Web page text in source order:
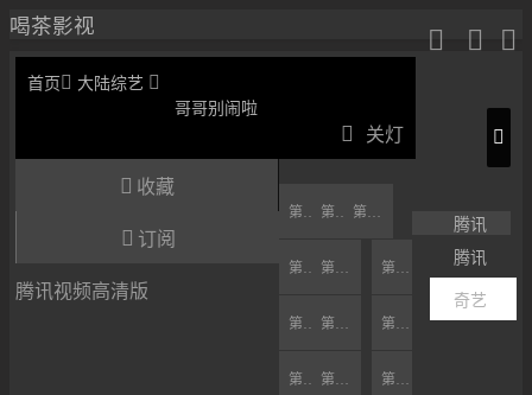



喝茶影视
首页  大陆综艺 
哥哥别闹啦
 关灯
 收藏
 订阅
腾讯
腾讯
奇艺
腾讯视频高清版
第1期 第2期 第3期
第4期
第5期上 第5期下
第6期上 第6期下
第7期
第8期 第9期上 第9期下